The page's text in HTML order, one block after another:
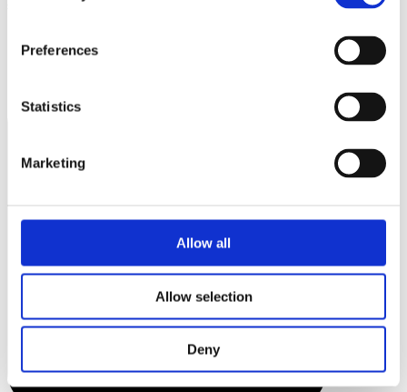
Preferences
Statistics
Marketing
Allow all
Allow selection
Deny
#butik22_denmark